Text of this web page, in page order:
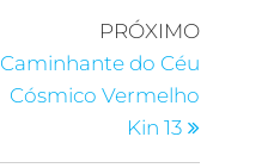
PRÓXIMO
Caminhante do Céu
Cósmico Vermelho
Kin 13